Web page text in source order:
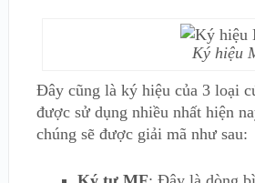
Ký hiệu
Đây cũng là ký hiệu của 3 loại
được sử dụng nhiều nhất hiện
chúng sẽ được giải mã như sau: